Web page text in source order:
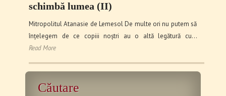
schimbă lumea (II)
Mitropolitul Atanasie de Lemesol De multe ori nu putem să
înțelegem de ce copiii noștri au o altă legătură cu…
Read More
Căutare